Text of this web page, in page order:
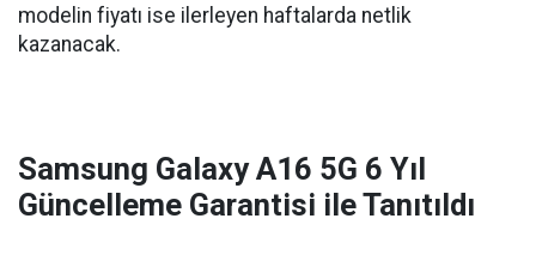
modelin fiyatı ise ilerleyen haftalarda netlik
kazanacak.
Samsung Galaxy A16 5G 6 Yıl
Güncelleme Garantisi ile Tanıtıldı